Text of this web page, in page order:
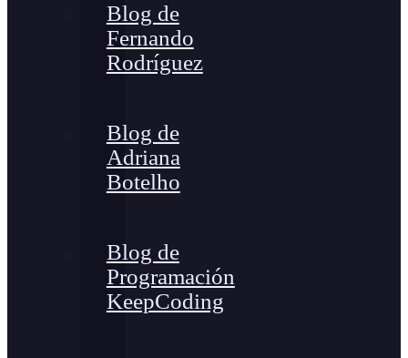
Blog de
Fernando
Rodríguez
Blog de
Adriana
Botelho
Blog de
Programación
KeepCoding